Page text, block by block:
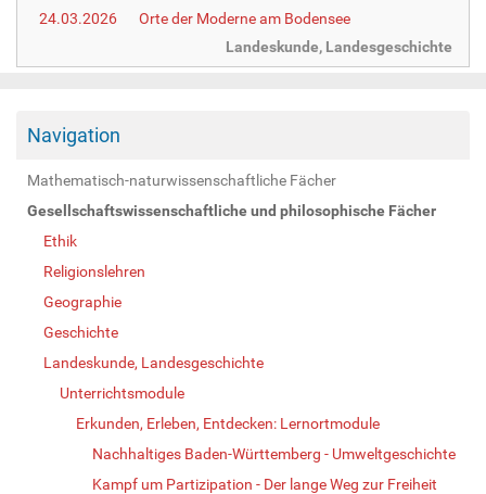
24.03.2026
Orte der Moderne am Bodensee
Landeskunde, Landesgeschichte
Navigation
Mathematisch-naturwissenschaftliche Fächer
Gesellschaftswissenschaftliche und philosophische Fächer
Ethik
Religionslehren
Geographie
Geschichte
Landeskunde, Landesgeschichte
Unterrichtsmodule
Erkunden, Erleben, Entdecken: Lernortmodule
Nachhaltiges Baden-Württemberg - Umweltgeschichte
Kampf um Partizipation - Der lange Weg zur Freiheit